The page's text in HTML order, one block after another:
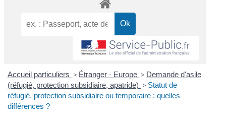
Accueil particuliers > Étranger - Europe > Demande d'asile
(réfugié, protection subsidiaire, apatride) > Statut de
réfugié, protection subsidiaire ou temporaire : quelles
différences ?